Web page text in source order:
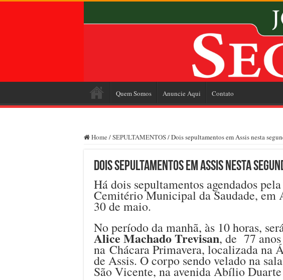
Quem Somos Anuncie Aqui Contato
Home /SEPULTAMENTOS/Dois sepultamentos em Assis nesta
Dois sepultamentos em Assis nesta
Há dois sepultamentos agendados
Cemitério Municipal da Saudade, em
30 de maio.
No período da manhã, às 10 horas,
Alice Machado Trevisan, de 77
na Chácara Primavera, localizada na
de Assis. O corpo sendo velado na
São Vicente, na avenida Abílio Duarte